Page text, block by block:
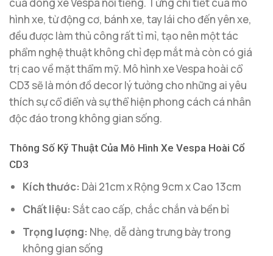
hình xe, từ động cơ, bánh xe, tay lái cho đến yên xe,
đều được làm thủ công rất tỉ mỉ, tạo nên một tác
phẩm nghệ thuật không chỉ đẹp mắt mà còn có giá
trị cao về mặt thẩm mỹ. Mô hình xe Vespa hoài cổ
CD3 sẽ là món đồ decor lý tưởng cho những ai yêu
thích sự cổ điển và sự thể hiện phong cách cá nhân
độc đáo trong không gian sống.
Thông Số Kỹ Thuật Của Mô Hình Xe Vespa Hoài Cổ
CD3
Kích thước: Dài 21cm x Rộng 9cm x Cao 13cm
Chất liệu:Sắt cao cấp, chắc chắn và bền bỉ
Trọng lượng: Nhẹ, dễ dàng trưng bày trong
không gian sống